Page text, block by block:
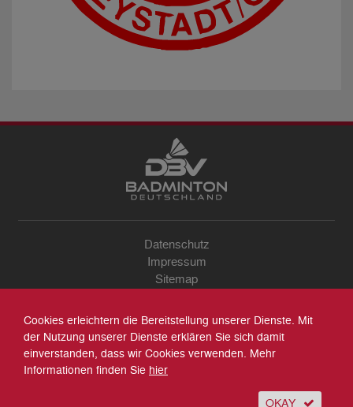
Datenschutz
Impressum
Sitemap
Archiv
Suche
Cookies erleichtern die Bereitstellung unserer Dienste. Mit
der Nutzung unserer Dienste erklären Sie sich damit
einverstanden, dass wir Cookies verwenden. Mehr
Informationen finden Sie hier
OKAY